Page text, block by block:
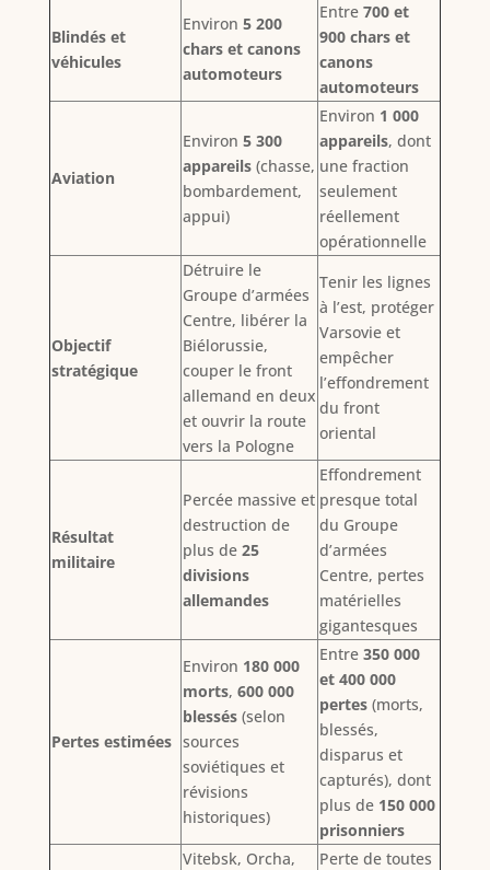
Blindés et
véhicules
Environ 5 200
chars et canons
automoteurs
Entre 700 et
900 chars et
canons
automoteurs
Aviation
Environ 5 300
appareils(chasse,
bombardement,
appui)
Environ 1 000
appareils, dont
une fraction
seulement
réellement
opérationnelle
Objectif
stratégique
Détruire le
Groupe d’armées
Centre, libérer la
Biélorussie,
couper le front
allemand en deux
et ouvrir la route
vers la Pologne
Tenir les lignes
à l’est, protéger
Varsovie et
empêcher
l’effondrement
du front
oriental
Résultat
militaire
Percée massive et
destruction de
plus de 25
divisions
allemandes
Effondrement
presque total
du Groupe
d’armées
Centre, pertes
matérielles
gigantesques
Pertes estimées
Environ 180 000
morts, 600 000
blessés(selon
sources
soviétiques et
révisions
historiques)
Entre 350 000
et 400 000
pertes(morts,
blessés,
disparus et
capturés), dont
plus de 150 000
prisonniers
Vitebsk, Orcha,
Perte de toutes